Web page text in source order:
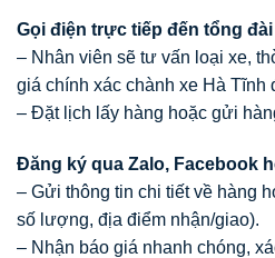
Gọi điện trực tiếp đến tổng
– Nhân viên sẽ tư vấn loại xe,
giá chính xác chành xe Hà Tĩnh
– Đặt lịch lấy hàng hoặc gửi
Đăng ký qua Zalo, Facebook
– Gửi thông tin chi tiết về hàng
số lượng, địa điểm nhận/giao).
– Nhận báo giá nhanh chóng,